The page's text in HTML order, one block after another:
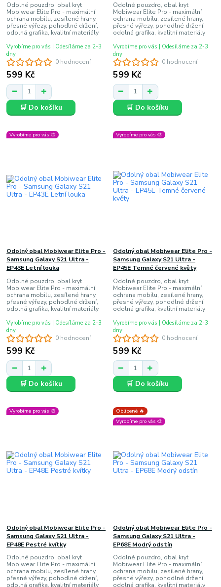
0 hodnocení
Odolné pouzdro, obal kryt
Mobiwear Elite Pro - maximální
ochrana mobilu, zesílené hrany,
přesné výřezy, pohodlné držení,
odolná grafika, kvalitní materiály
599 Kč
Vyrobíme pro vás | Odesíláme za 2-3
dny
🛒 Do košíku
0 hodnocení
Odolné pouzdro, obal kryt
Mobiwear Elite Pro - maximální
ochrana mobilu, zesílené hrany,
přesné výřezy, pohodlné držení,
odolná grafika, kvalitní materiály
599 Kč
Vyrobíme pro vás | Odesíláme za 2-3
dny
🛒 Do košíku
Vyrobíme pro vás 🎨
0 hodnocení
Odolný obal Mobiwear Elite Pro -
Samsung Galaxy S21 Ultra -
EP43E Letní louka
Odolné pouzdro, obal kryt
Mobiwear Elite Pro - maximální
ochrana mobilu, zesílené hrany,
přesné výřezy, pohodlné držení,
odolná grafika, kvalitní materiály
599 Kč
Vyrobíme pro vás | Odesíláme za 2-3
dny
🛒 Do košíku
Vyrobíme pro vás 🎨
0 hodnocení
Odolný obal Mobiwear Elite Pro -
Samsung Galaxy S21 Ultra -
EP45E Temné červené květy
Odolné pouzdro, obal kryt
Mobiwear Elite Pro - maximální
ochrana mobilu, zesílené hrany,
přesné výřezy, pohodlné držení,
odolná grafika, kvalitní materiály
599 Kč
Vyrobíme pro vás | Odesíláme za 2-3
dny
🛒 Do košíku
Vyrobíme pro vás 🎨
Odolný obal Mobiwear Elite Pro -
Samsung Galaxy S21 Ultra -
EP48E Pestré kvítky
Odolné pouzdro, obal kryt
Mobiwear Elite Pro - maximální
ochrana mobilu, zesílené hrany,
přesné výřezy, pohodlné držení,
odolná grafika, kvalitní materiály
Oblíbené 🔥
Vyrobíme pro vás 🎨
Odolný obal Mobiwear Elite Pro -
Samsung Galaxy S21 Ultra -
EP68E Modrý odstín
Odolné pouzdro, obal kryt
Mobiwear Elite Pro - maximální
ochrana mobilu, zesílené hrany,
přesné výřezy, pohodlné držení,
odolná grafika, kvalitní materiály